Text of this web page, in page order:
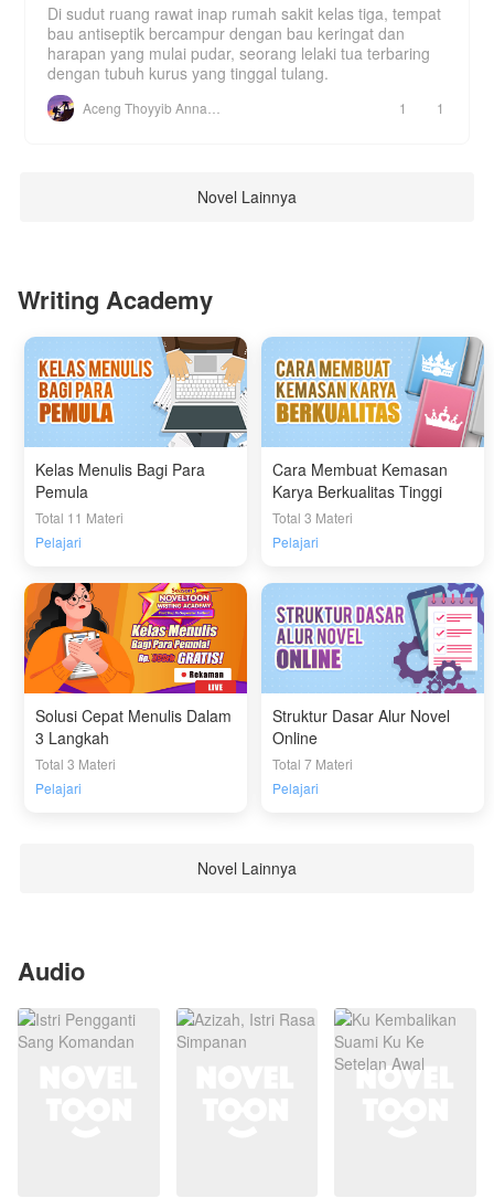
Di sudut ruang rawat inap rumah sakit kelas tiga, tempat
bau antiseptik bercampur dengan bau keringat dan
harapan yang mulai pudar, seorang lelaki tua terbaring
dengan tubuh kurus yang tinggal tulang.
1 1
Novel Lainnya
Writing Academy
Kelas Menulis Bagi Para
Pemula
Total 11 Materi
Pelajari
Cara Membuat Kemasan
Karya Berkualitas Tinggi
Total 3 Materi
Pelajari
Solusi Cepat Menulis Dalam
3 Langkah
Total 3 Materi
Pelajari
Struktur Dasar Alur Novel
Online
Total 7 Materi
Pelajari
Novel Lainnya
Audio